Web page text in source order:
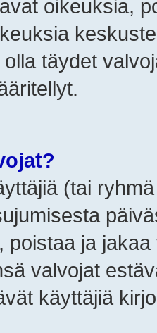
oikeuksia,
täydet
(tai
poistaa ja
valvojat
käyttäjiä